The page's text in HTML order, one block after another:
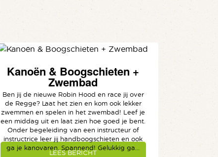
Kanoën & Boogschieten +
Zwembad
Ben jij de nieuwe Robin Hood en race jij over
de Regge? Laat het zien en kom ook lekker
zwemmen en spelen in het zwembad! Leef je
een middag uit en laat zien hoe goed je bent.
Onder begeleiding van een instructeur of
instructrice leer jij handboogschieten en ook
ga je kanovaren. Spannend! Gelukkig ga...
LEES BERICHT